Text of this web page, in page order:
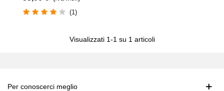
(1)
Visualizzati 1-1 su 1 articoli
Per conoscerci meglio